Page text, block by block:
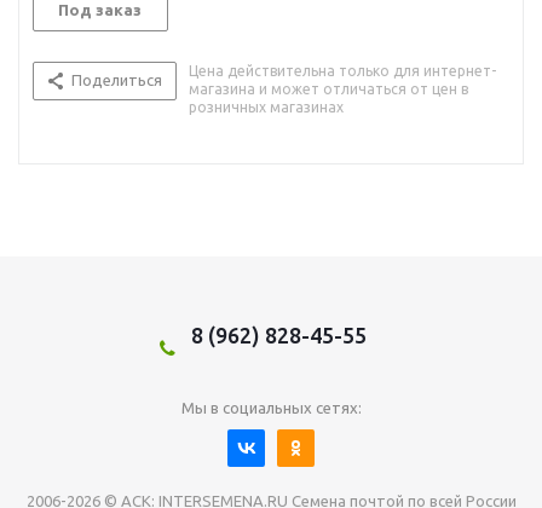
Под заказ
Поделиться
Цена действительна только для интернет-
магазина и может отличаться от цен в
розничных магазинах
8 (962) 828-45-55
Мы в социальных сетях:
2006-2026 © АСК: INTERSEMENA.RU Семена почтой по всей России